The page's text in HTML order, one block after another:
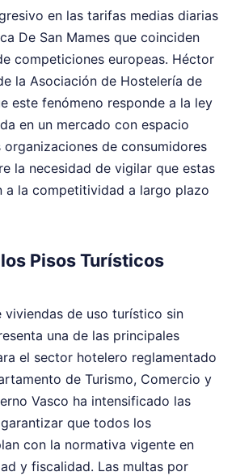
en las tarifas medias diarias
De San Mames que coinciden
competiciones europeas. Héctor
la Asociación de Hostelería de
este fenómeno responde a la ley
en un mercado con espacio
de consumidores
la necesidad de vigilar que estas
a la competitividad a largo plazo
Pisos Turísticos
viviendas de uso turístico sin
una de las principales
el sector hotelero reglamentado
de Turismo, Comercio y
Vasco ha intensificado las
que todos los
con la normativa vigente en
y fiscalidad. Las multas por